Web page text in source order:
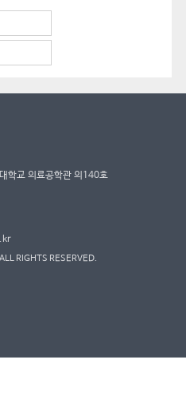
학교 의료공학관 의140호
ALL RIGHTS RESERVED.